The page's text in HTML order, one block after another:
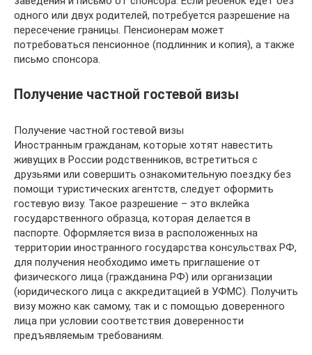
одного или двух родителей, потребуется разрешение на
пересечение границы. Пенсионерам может
потребоваться пенсионное (подлинник и копия), а также
письмо спонсора.
Получение частной гостевой визы
Получение частной гостевой визы
Иностранным гражданам, которые хотят навестить
живущих в России родственников, встретиться с
друзьями или совершить ознакомительную поездку без
помощи туристических агентств, следует оформить
гостевую визу. Такое разрешение – это вклейка
государственного образца, которая делается в
паспорте. Оформляется виза в расположенных на
территории иностранного государства консульствах РФ,
для получения необходимо иметь приглашение от
физического лица (гражданина РФ) или организации
(юридического лица с аккредитацией в УФМС). Получить
визу можно как самому, так и с помощью доверенного
лица при условии соответствия доверенности
предъявляемым требованиям.